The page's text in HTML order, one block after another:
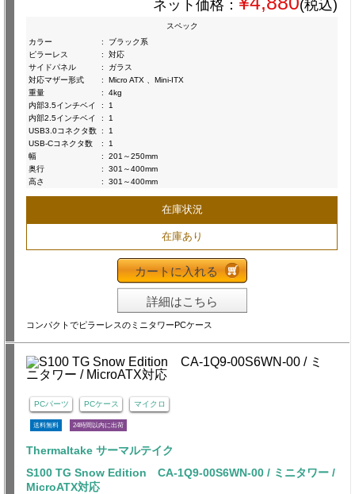
ネット価格： (税込)
スペック
カラー
:
ブラック系
ピラーレス
:
対応
サイドパネル
:
ガラス
対応マザー形式
:
Micro ATX 、Mini-ITX
重量
:
4kg
内部3.5インチベイ
:
1
内部2.5インチベイ
:
1
USB3.0コネクタ数 :
1
USB-Cコネクタ数
:
1
幅
:
201～250mm
奥行
:
301～400mm
高さ
: 301～400mm
在庫状況
在庫あり
カートに入れる
詳細はこちら
コンパクトでピラーレスのミニタワーPCケース
PCパーツ PCケース マイクロ
送料無料 24時間以内に出荷
Thermaltake サーマルテイク
S100 TG Snow Edition CA-1Q9-00S6WN-00 / ミニタワー /
MicroATX対応